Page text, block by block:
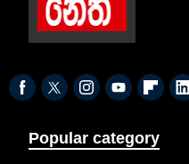
Popular category